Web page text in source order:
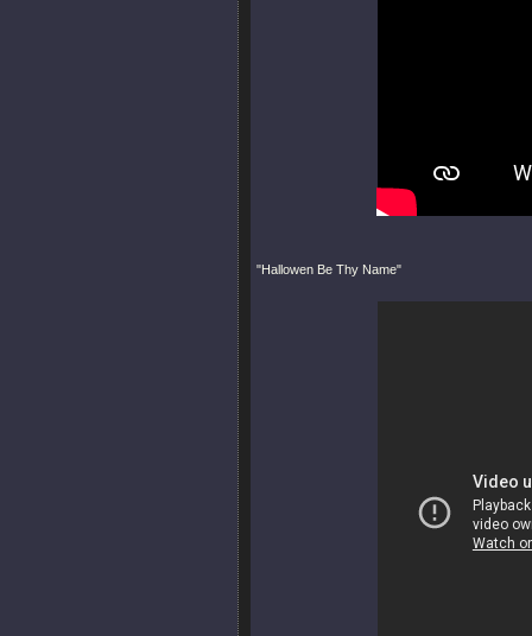
"Hallowen Be Thy Name"